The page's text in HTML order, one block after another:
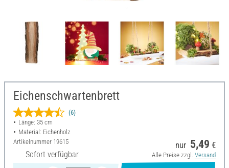
Eichenschwartenbrett
(6)
Länge: 35 cm
Material: Eichenholz
Artikelnummer 19615
Sofort verfügbar
nur 5,49 €
Alle Preise zzgl. Versand